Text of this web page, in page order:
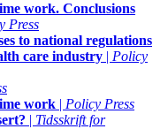
work. Conclusions
Press
to national regulations
care industry | Policy
work | Policy Press
| Tidsskrift for